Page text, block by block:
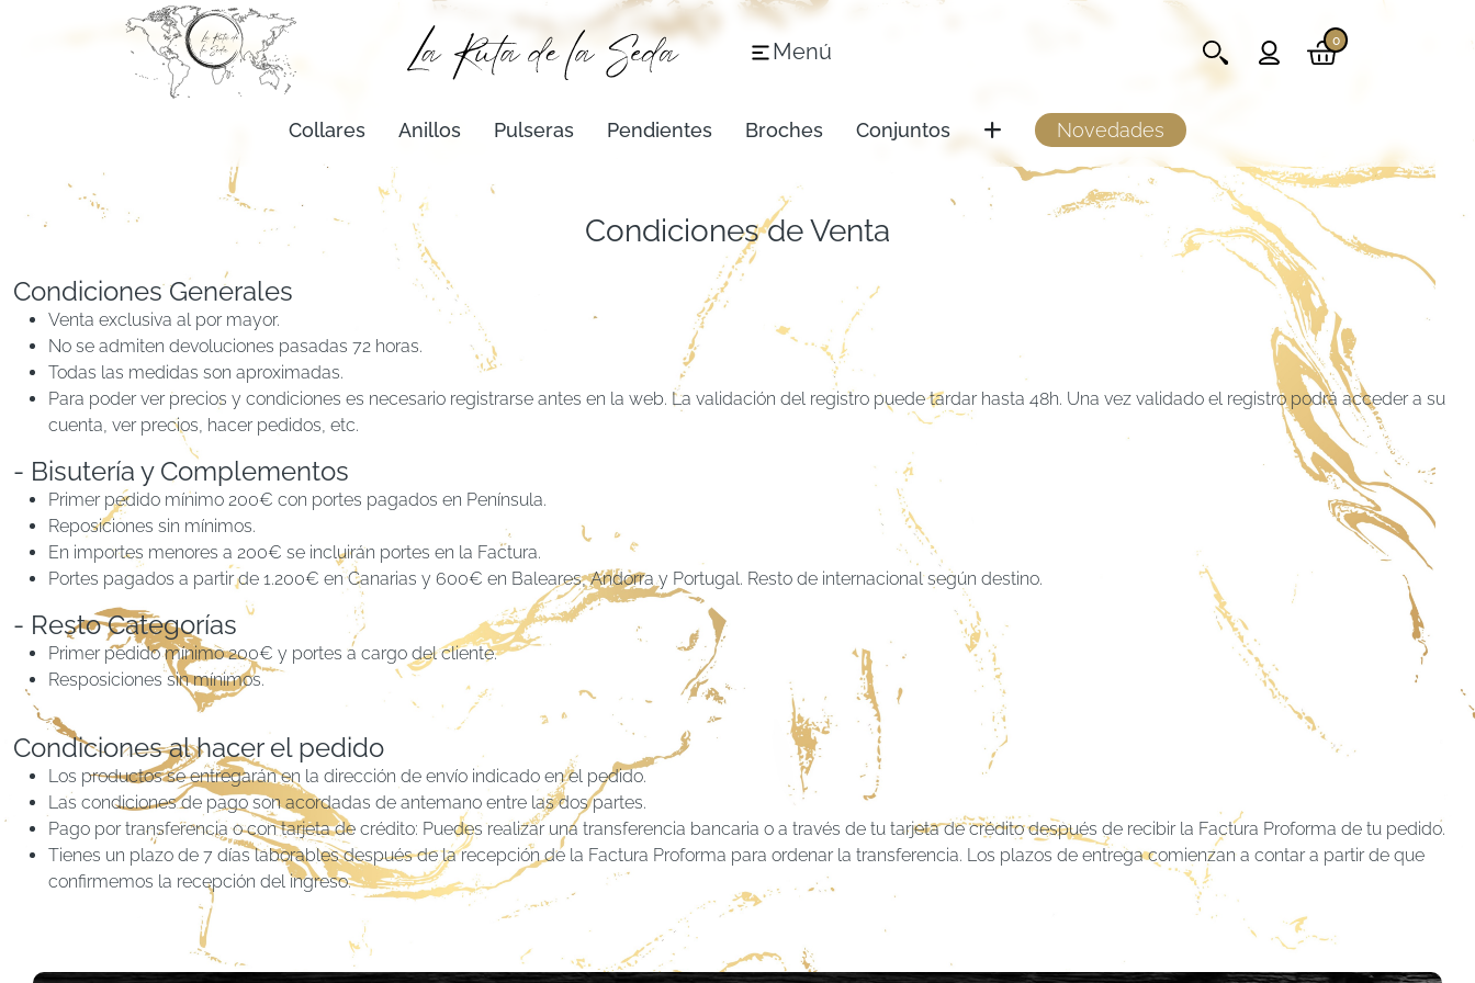
Menú 0
Collares Anillos Pulseras Pendientes Broches Conjuntos Novedades
Condiciones de Venta
Condiciones Generales
Venta exclusiva al por mayor.
No se admiten devoluciones pasadas 72 horas.
Todas las medidas son aproximadas.
Para poder ver precios y condiciones es necesario registrarse antes en la web. La validación del registro puede tardar hasta 48h. Una vez validado el registro podrá acceder a su
cuenta, ver precios, hacer pedidos, etc.
- Bisutería y Complementos
Primer pedido mínimo 200€ con portes pagados en Península.
Reposiciones sin mínimos.
En importes menores a 200€ se incluirán portes en la Factura.
Portes pagados a partir de 1.200€ en Canarias y 600€ en Baleares, Andorra y Portugal. Resto de internacional según destino.
- Resto Categorías
Primer pedido mínimo 200€ y portes a cargo del cliente.
Resposiciones sin mínimos.
Condiciones al hacer el pedido
Los productos se entregarán en la dirección de envío indicado en el pedido.
Las condiciones de pago son acordadas de antemano entre las dos partes.
Pago por transferencia o con tarjeta de crédito: Puedes realizar una transferencia bancaria o a través de tu tarjeta de crédito después de recibir la Factura Proforma de tu pedido.
Tienes un plazo de 7 días laborables después de la recepción de la Factura Proforma para ordenar la transferencia. Los plazos de entrega comienzan a contar a partir de que
confirmemos la recepción del ingreso.